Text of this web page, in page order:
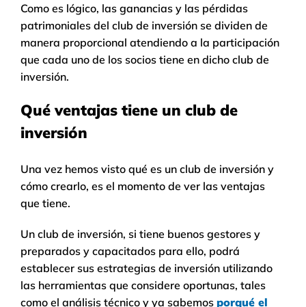
Como es lógico, las ganancias y las pérdidas
patrimoniales del club de inversión se dividen de
manera proporcional atendiendo a la participación
que cada uno de los socios tiene en dicho club de
inversión.
Qué ventajas tiene un club de
inversión
Una vez hemos visto qué es un club de inversión y
cómo crearlo, es el momento de ver las ventajas
que tiene.
Un club de inversión, si tiene buenos gestores y
preparados y capacitados para ello, podrá
establecer sus estrategias de inversión utilizando
las herramientas que considere oportunas, tales
como el análisis técnico y ya sabemos porqué el